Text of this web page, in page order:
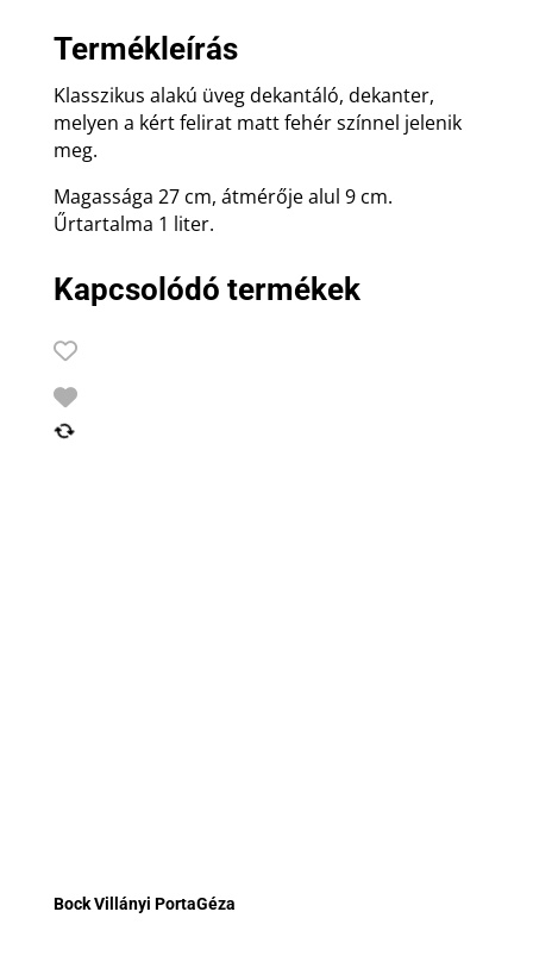
mennyiség
Termékleírás
Klasszikus alakú üveg dekantáló, dekanter,
melyen a kért felirat matt fehér színnel jelenik
meg.
Magassága 27 cm, átmérője alul 9 cm.
Űrtartalma 1 liter.
Kapcsolódó termékek
Bock Villányi PortaGéza